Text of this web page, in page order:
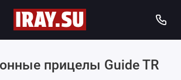
прицелы Guide TR